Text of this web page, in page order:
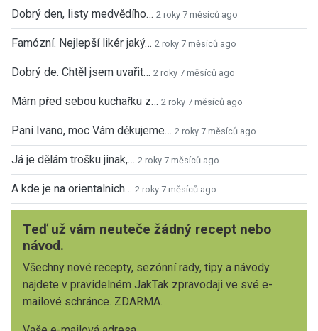
Dobrý den, listy medvědího… 2 roky 7 měsíců ago
Famózní. Nejlepší likér jaký… 2 roky 7 měsíců ago
Dobrý de. Chtěl jsem uvařit… 2 roky 7 měsíců ago
Mám před sebou kuchařku z… 2 roky 7 měsíců ago
Paní Ivano, moc Vám děkujeme… 2 roky 7 měsíců ago
Já je dělám trošku jinak,… 2 roky 7 měsíců ago
A kde je na orientalnich… 2 roky 7 měsíců ago
Teď už vám neuteče žádný recept nebo
návod.
Všechny nové recepty, sezónní rady, tipy a návody
najdete v pravidelném JakTak zpravodaji ve své e-
mailové schránce. ZDARMA.